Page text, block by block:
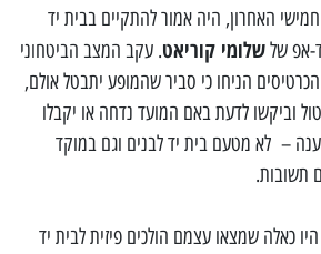
האחרון, היה אמור להתקיים בבית יד
אפ שלשלומי קוריאט. עקב המצב הביטחוני
הניחו כי סביר שהמופע יתבטל אולם,
וביקשו לדעת באם המועד נדחה או יקבלו
– לא מטעם בית יד לבנים וגם במוקד
תשובות.
כאלה שמצאו עצמם הולכים פיזית לבית יד